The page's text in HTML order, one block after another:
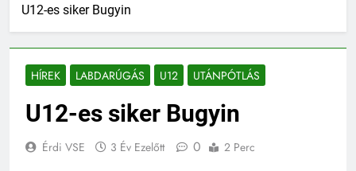
U12-es siker Bugyin
HÍREK LABDARÚGÁS U12 UTÁNPÓTLÁS
U12-es siker Bugyin
Érdi VSE 3 Év Ezelőtt 0 2 Perc